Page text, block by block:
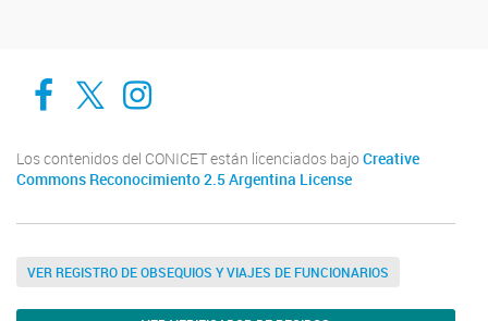
Cadic en RedCADIC Ushuaia
Cadic en Red
Los contenidos del CONICET están licenciados bajo Creative
Commons Reconocimiento 2.5 Argentina License
VER REGISTRO DE OBSEQUIOS Y VIAJES DE FUNCIONARIOS